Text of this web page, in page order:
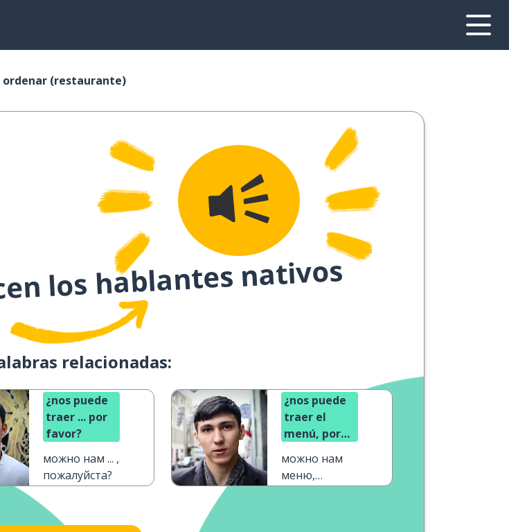
ordenar (restaurante)
los hablantes nativos
relacionadas:
¿nos puede
traer ... por
favor?
можно нам ... ,
пожалуйста?
¿nos puede
traer el
menú, por
можно нам
меню,